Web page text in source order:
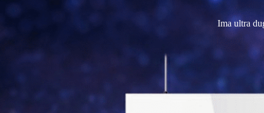
Ima ultra